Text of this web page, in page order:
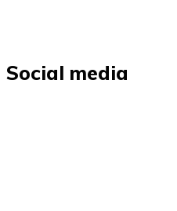
Social media